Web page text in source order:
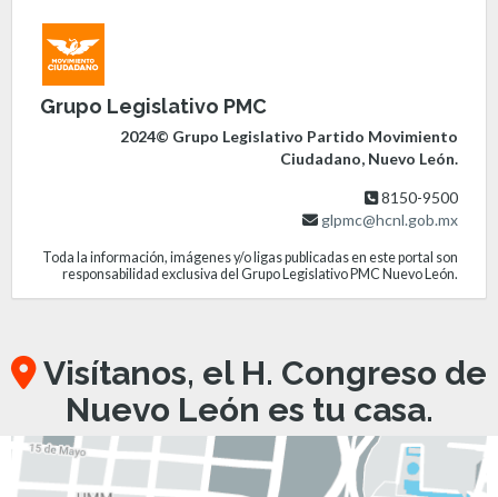
Grupo Legislativo PMC
2024© Grupo Legislativo Partido Movimiento
Ciudadano, Nuevo León.
8150-9500
glpmc@hcnl.gob.mx
Toda la información, imágenes y/o ligas publicadas en este portal son
responsabilidad exclusiva del Grupo Legislativo PMC Nuevo León.
Visítanos, el H. Congreso de
Nuevo León es tu casa.